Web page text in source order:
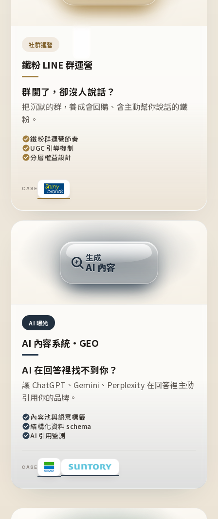
開團
嗎？
社群運營
鐵粉 LINE 群運營
群開了，卻沒人說話？
把沉默的群，養成會回購、會主動幫你說話的鐵
粉。
鐵粉群運營節奏
UGC 引導機制
分層權益設計
CASE
推薦的台灣品牌？
生成
AI 內容
AI 曝光
AI 內容系統・GEO
AI 在回答裡找不到你？
讓 ChatGPT、Gemini、Perplexity 在回答裡主動
引用你的品牌。
內容池與語意標籤
結構化資料 schema
AI 引用監測
CASE